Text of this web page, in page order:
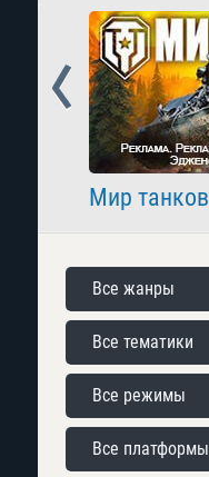
Мир танков
Prev
Все жанры
Все тематики
Все режимы
Все платформы